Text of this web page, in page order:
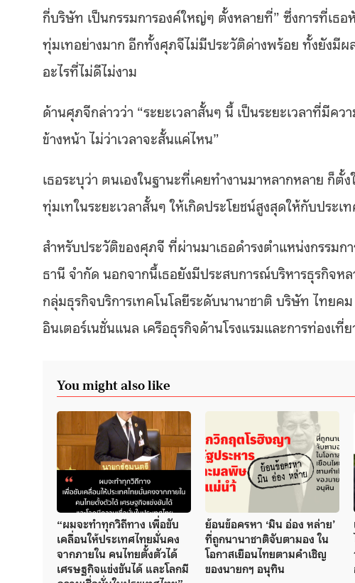
กี่บริษัท เป็นกรรมการองค์ใหญ่ๆ ตั้งหลายที่” ซึ่งการที่เธ
ทุ่มเทอย่างมาก อีกทั้งศุภจีไม่มีประวัติด่างพร้อย ทั้งยังมี
อะไรที่ไม่ดีไม่งาม
ด้านศุภจีกล่าวว่า “ระยะเวลาสั้นๆ นี้ เป็นระยะเวลาที่มีค
ข้างหน้า ไม่ว่าเวลาจะสั้นแค่ไหน”
เธอระบุว่า ตนเองในฐานะที่เคยทำงานมาหลากหลาย ก็
ทุ่มเทในระยะเวลาสั้นๆ ให้เกิดประโยชน์สูงสุดให้กับประ
สำหรับประวัติของศุภจี ที่ผ่านมาเธอดำรงตำแหน่งกรรม
ธานี จำกัด นอกจากนี้เธอยังมีประสบการณ์บริหารธุรกิจห
กลุ่มธุรกิจบริการเทคโนโลยีระดับนานาชาติ บริษัท ไทย
อินเตอร์เนชั่นแนล เครือธุรกิจด้านโรงแรมและการท่องเที่ย
You might also like
“ผมจะทำทุกวิถีทาง เพื่อขับ
เคลื่อนให้ประเทศไทยมั่นคง
จากภายใน คนไทยตั้งตัวได้
เศรษฐกิจแข่งขันได้ และโลกมี
ย้อนข้อครหา ‘มิน อ่อง หล่าย’
ที่ถูกนานาชาติจับตามอง ใน
โอกาสเยือนไทยตามคำเชิญ
ของนายกฯ อนุทิน